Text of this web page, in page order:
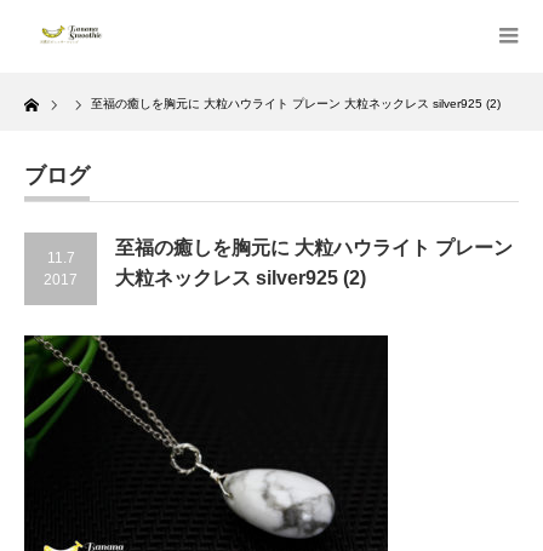
Home 至福の癒しを胸元に 大粒ハウライト プレーン 大粒ネックレス silver925 (2)
ブログ
11.7
2017
至福の癒しを胸元に 大粒ハウライト プレーン
大粒ネックレス silver925 (2)